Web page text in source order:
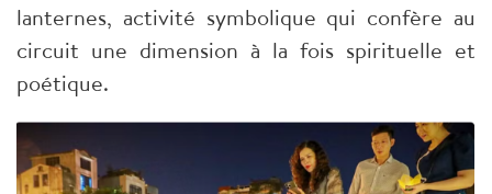
lanternes, activité symbolique qui confère au
circuit une dimension à la fois spirituelle et
poétique.